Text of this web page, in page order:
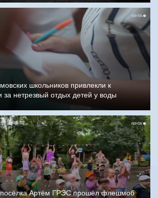
школьников привлекли к
за нетрезвый отдых детей у воды
посёлка Артём ГРЭС прошёл флешмоб